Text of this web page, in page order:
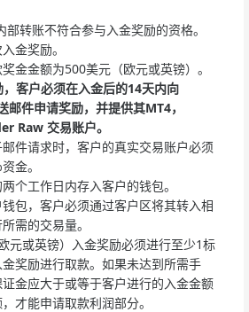
转账不符合参与入金奖励的资格。
金奖励。
金金额为500美元（欧元或英镑）。
客户必须在入金后的14天内向
邮件申请奖励，并提供其MT4，
Raw 交易账户。
件请求时，客户的真实交易账户必须
金。
个工作日内存入客户的钱包。
包，客户必须通过客户区将其转入相
需的交易量。
元或英镑）入金奖励必须进行至少1标
奖励进行取款。如果未达到所需手
金应大于或等于客户进行的入金金额
才能申请取款利润部分。